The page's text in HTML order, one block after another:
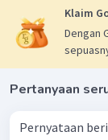
Klaim
Dengan
Pertanyaan
Pernyataan